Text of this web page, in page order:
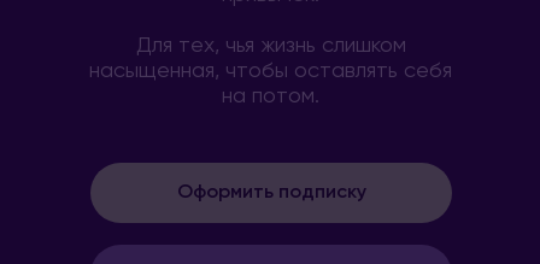
Для тех, чья жизнь слишком
насыщенная, чтобы оставлять себя
на потом.
Оформить подписку